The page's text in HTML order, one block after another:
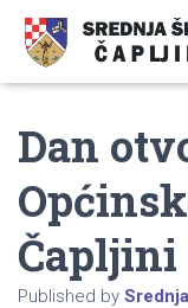
Dan
Čapljini
Published by